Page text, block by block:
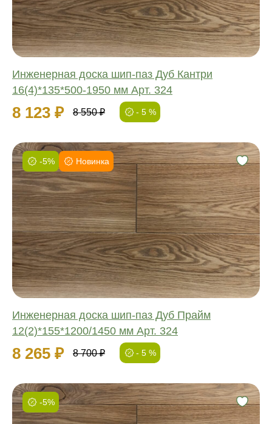
Инженерная доска шип-паз Дуб Кантри
16(4)*135*500-1950 мм Арт. 324
8 123 ₽ 8 550 ₽ - 5 %
Толщина:
-5% Новинка
Инженерная доска шип-паз Дуб Прайм
12(2)*155*1200/1450 мм Арт. 324
8 265 ₽ 8 700 ₽ - 5 %
Фаска:
Соединение:
Обработка:
Длина:
Ширина:
Толщина:
-5%
Фаска: